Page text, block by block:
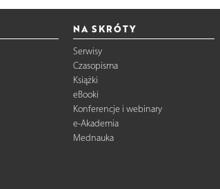
NA SKRÓTY
Serwisy
Czasopisma
Książki
eBooki
Konferencje i webinary
e-Akademia
Mednauka